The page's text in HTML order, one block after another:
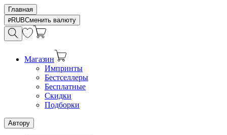
Главная
RUBСменить валюту
Магазин
Импринты
Бестселлеры
Бесплатные
Скидки
Подборки
Автору